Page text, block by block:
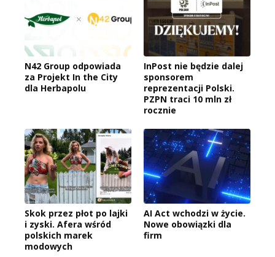
N42 Group odpowiada
za Projekt In the City
dla Herbapolu
InPost nie będzie dalej
sponsorem
reprezentacji Polski.
PZPN traci 10 mln zł
rocznie
Skok przez płot po lajki
i zyski. Afera wśród
polskich marek
modowych
AI Act wchodzi w życie.
Nowe obowiązki dla
firm